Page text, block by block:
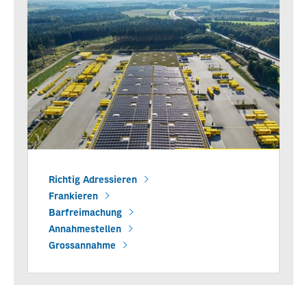
Richtig Adressieren
Frankieren
Barfreimachung
Annahmestellen
Grossannahme